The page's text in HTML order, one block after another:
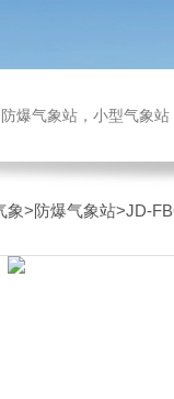
气象站，小型气象站，化
象>防爆气象站>JD-